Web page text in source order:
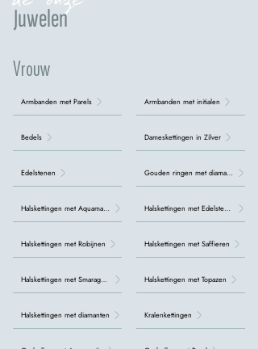
Juwelen
Vrouw
Armbanden met Parels
Bedels
Edelstenen
Halskettingen met Aquamarijn
Halskettingen met Robijnen
Halskettingen met Smaragden
Halskettingen met diamanten
Armbanden met initialen
Dameskettingen in Zilver
Gouden ringen met diamanten
Halskettingen met Edelstenen
Halskettingen met Saffieren
Halskettingen met Topazen
Kralenkettingen